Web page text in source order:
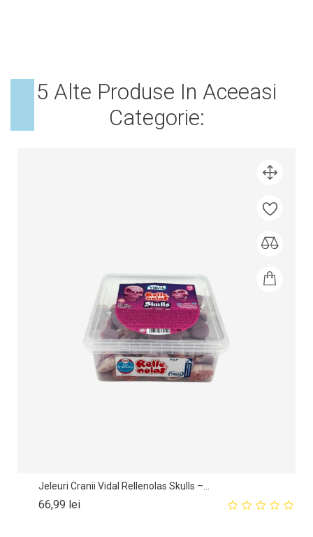
5 Alte Produse In Aceeasi
Categorie:
Jeleuri Cranii Vidal Rellenolas Skulls –...
66,99 leiPret